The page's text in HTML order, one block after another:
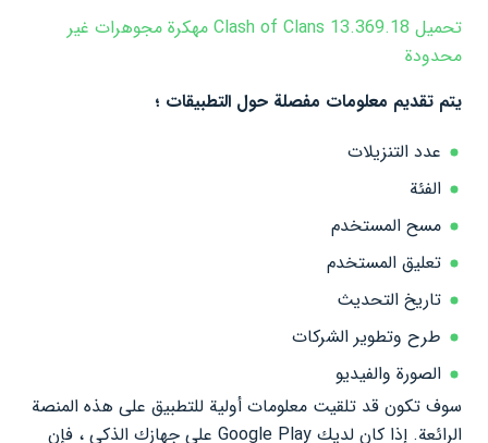
تحميل Clash of Clans 13.369.18 مهكرة مجوهرات غير
محدودة
يتم تقديم معلومات مفصلة حول التطبيقات ؛
عدد التنزيلات
الفئة
مسح المستخدم
تعليق المستخدم
تاريخ التحديث
طرح وتطوير الشركات
الصورة والفيديو
سوف تكون قد تلقيت معلومات أولية للتطبيق على هذه المنصة
الرائعة. إذا كان لديك Google Play على جهازك الذكي ، فإن